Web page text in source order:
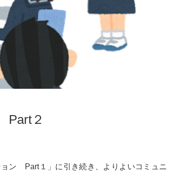
Part２
ン Part１」に引き続き、よりよいコミュニ